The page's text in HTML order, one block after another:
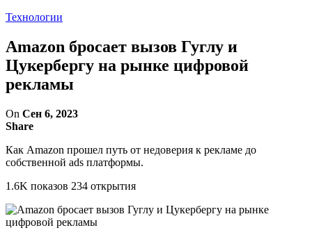
Технологии
Amazon бросает вызов Гуглу и
Цукербергу на рынке цифровой
рекламы
On Сен 6, 2023
Share
Как Amazon прошел путь от недоверия к рекламе до
собственной ads платформы.
1.6K показов 234 открытия